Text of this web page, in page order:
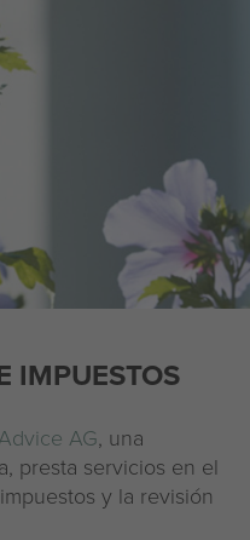
IMPUESTOS
AG, una
presta servicios en el
y la revisión